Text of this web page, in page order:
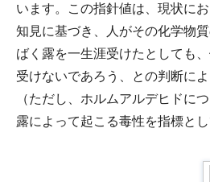
います。この指針値は、現状に
知見に基づき、人がその化学物
ばく露を一生涯受けたとしても
受けないであろう、との判断に
（ただし、ホルムアルデヒドに
露によって起こる毒性を指標と